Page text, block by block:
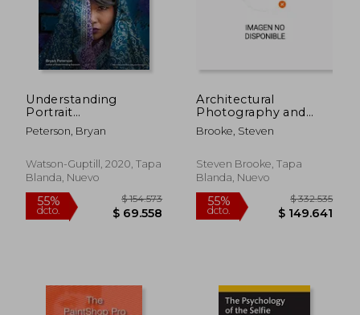
Understanding
Portrait
Photography: How to
Shoot Great Pictures
(en Inglés)
Peterson, Bryan
Watson-Guptill, 2020, Tapa
Blanda, Nuevo
Architectural
Photography and
Composition (en
Inglés)
Brooke, Steven
Steven Brooke, Tapa
Blanda, Nuevo